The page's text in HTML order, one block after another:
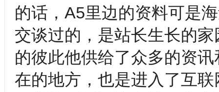
的话，A5里边的资料可是
交谈过的，是站长生长的
的彼此他供给了众多的资
在的地方，也是进入了互